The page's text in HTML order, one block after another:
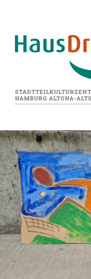
HAMBURG ALTONA-
Zeige
grösseres
Bild